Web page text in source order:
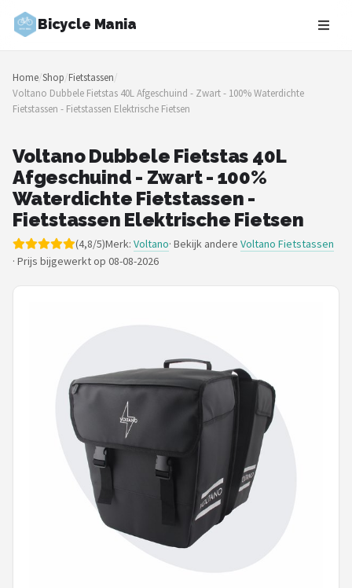
Bicycle Mania
Zoeken
NAVIGATIE
Shop
Merken
Blog
Fietsroutes
Kinderfietsen
Elektrische fietsen
Mountainbikes
POPULAIRE MERKEN
Home/Shop/Fietstassen/
Voltano Dubbele Fietstas 40L Afgeschuind - Zwart - 100% Waterdichte
Fietstassen - Fietstassen Elektrische Fietsen
Voltano Dubbele Fietstas 40L
Afgeschuind - Zwart - 100%
Waterdichte Fietstassen -
Fietstassen Elektrische Fietsen
(4,8/5)Merk: Voltano· Bekijk andere Voltano Fietstassen
· Prijs bijgewerkt op 08-08-2026